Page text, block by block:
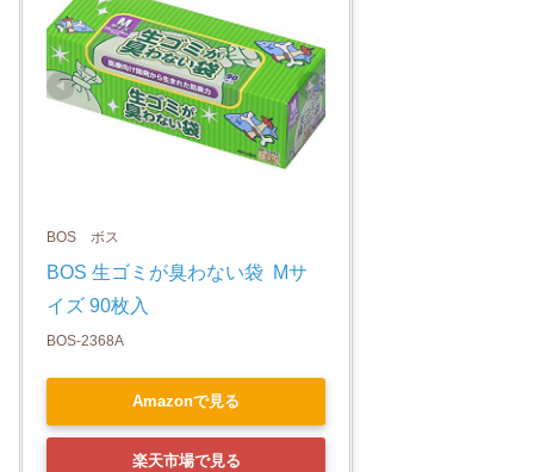
BOS ボス
BOS 生ゴミが臭わない袋  Mサ
イズ 90枚入
BOS-2368A
Amazonで見る
楽天市場で見る